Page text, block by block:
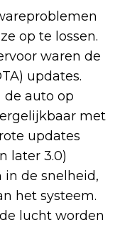
op te lossen.
waren de
updates.
de auto op
met
updates
later 3.0)
de snelheid,
het systeem.
lucht worden